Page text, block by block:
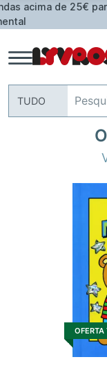
Oferta de
TUDO